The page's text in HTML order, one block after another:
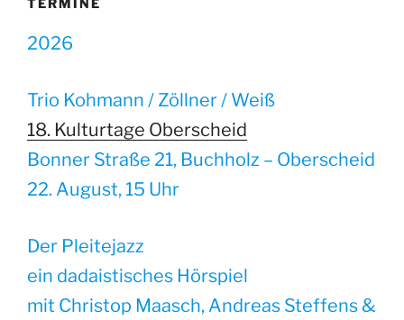
TERMINE
2026
Trio Kohmann / Zöllner / Weiß
18. Kulturtage Oberscheid
Bonner Straße 21, Buchholz – Oberscheid
22. August, 15 Uhr
Der Pleitejazz
ein dadaistisches Hörspiel
mit Christop Maasch, Andreas Steffens &